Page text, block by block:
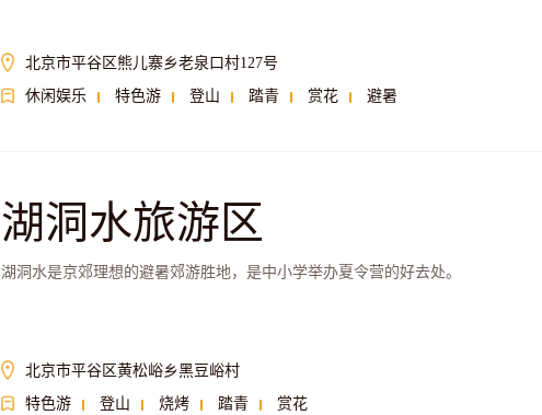
北京市平谷区熊儿寨乡老泉口村127号
休闲娱乐
特色游 登山 踏青 赏花 避暑
湖洞水旅游区
湖洞水是京郊理想的避暑郊游胜地，是中小学举办夏令营的好去处。
北京市平谷区黄松峪乡黑豆峪村
特色游
登山 烧烤 踏青 赏花